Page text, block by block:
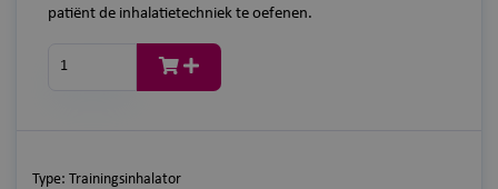
patiënt de inhalatietechniek te oefenen.
Type: Trainingsinhalator